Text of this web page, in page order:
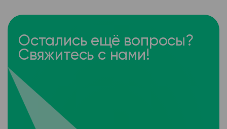
Остались ещё вопросы?
Свяжитесь с нами!